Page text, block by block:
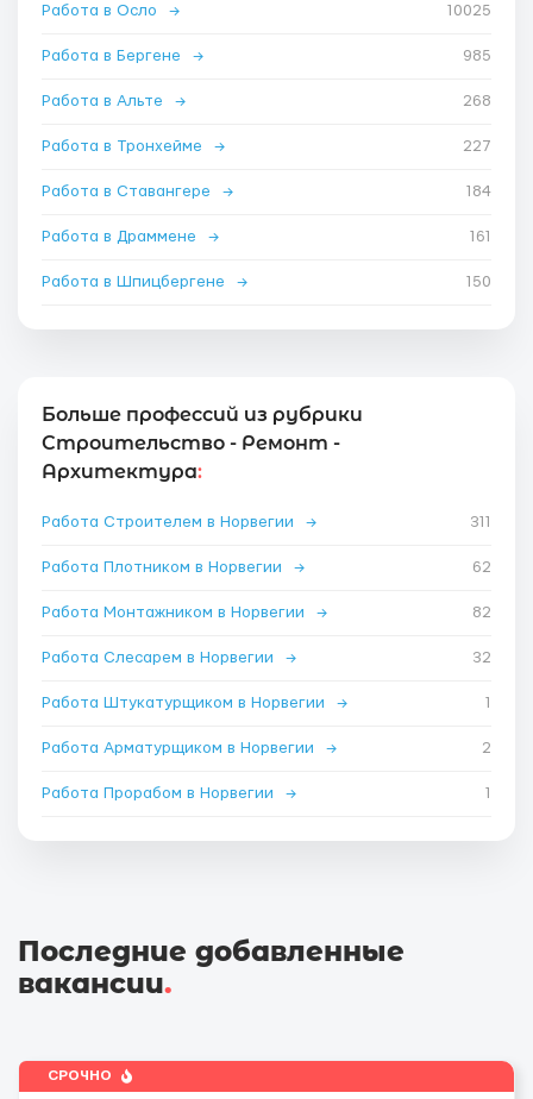
Работа в Осло → 10025
Работа в Бергене → 985
Работа в Альте → 268
Работа в Тронхейме → 227
Работа в Ставангере → 184
Работа в Драммене → 161
Работа в Шпицбергене → 150
Больше профессий из рубрики
Строительство - Ремонт -
Архитектура:
Работа Строителем в Норвегии → 311
Работа Плотником в Норвегии → 62
Работа Монтажником в Норвегии → 82
Работа Слесарем в Норвегии → 32
Работа Штукатурщиком в Норвегии → 1
Работа Арматурщиком в Норвегии → 2
Работа Прорабом в Норвегии → 1
Последние добавленные
вакансии.
СРОЧНО